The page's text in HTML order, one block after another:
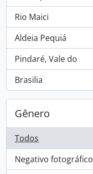
Rio Maici
, 10 resultados
Aldeia Pequiá
, 10 resultados
Pindaré, Vale do
, 6 resultados
Brasilia
, 5 resultados
Gênero
Todos
Negativo fotográfico
, 262 resultados